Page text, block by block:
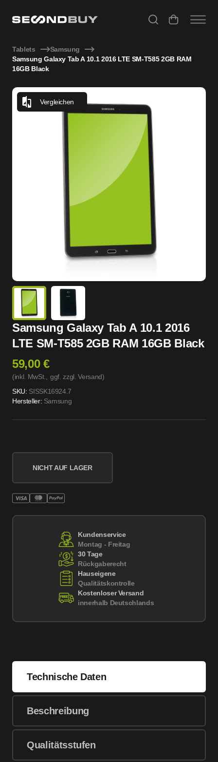
Tablets
Samsung
Samsung Galaxy Tab A 10.1 2016 LTE SM-T585 2GB RAM
16GB Black
Vergleichen
Samsung Galaxy Tab A 10.1 2016
LTE SM-T585 2GB RAM 16GB Black
59,00 €
(inkl. MwSt., ggf. zzgl. Versand)
SKU: SISSK16924.7
Hersteller: Samsung
NICHT AUF LAGER
Kundenservice
Montag - Freitag
30 Tage
Rückgaberecht
Hauseigene
Qualitätskontrolle
Kostenloser Versand
innerhalb Deutschlands
Technische Daten
Beschreibung
Qualitätsstufen